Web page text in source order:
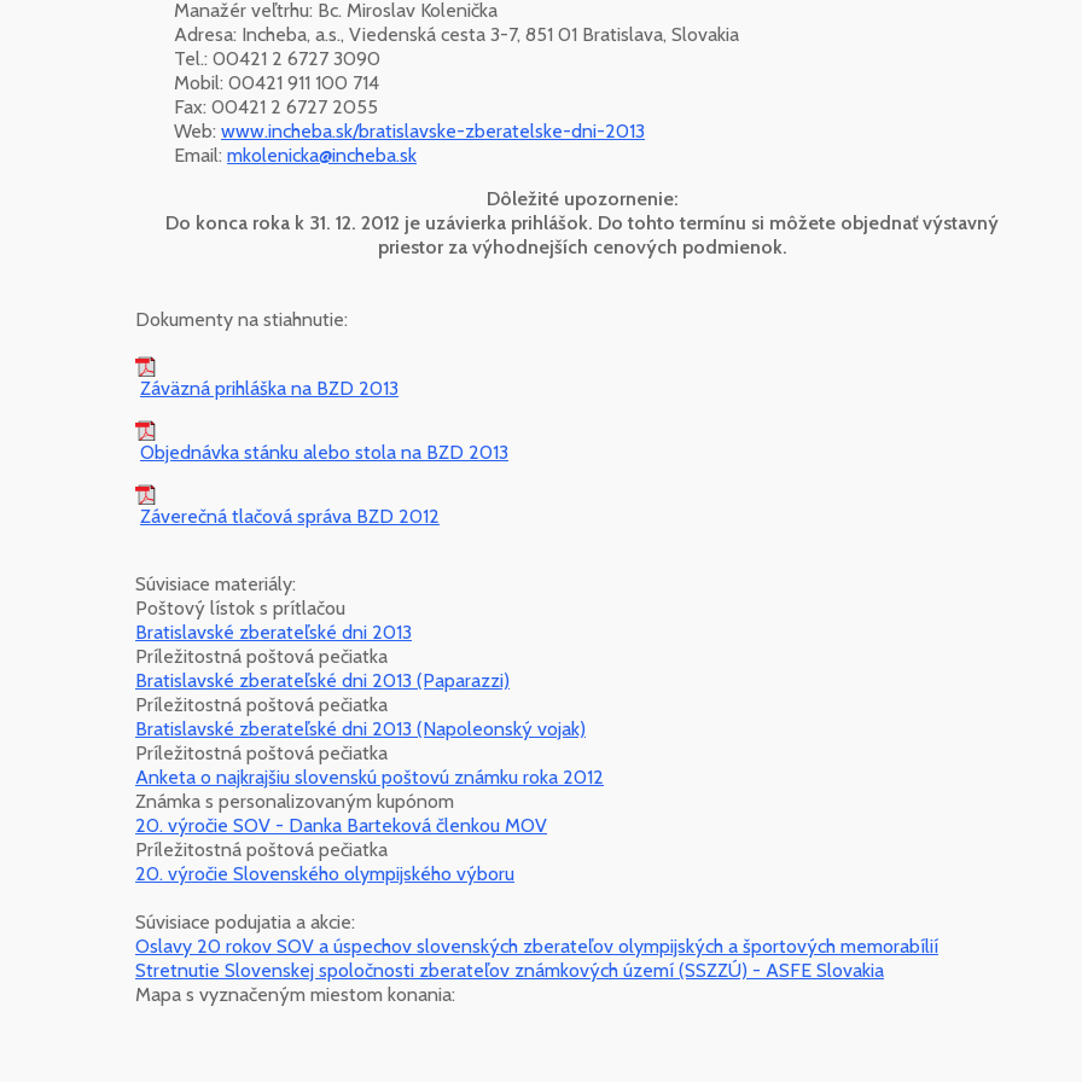
Manažér veľtrhu: Bc. Miroslav Kolenička
Adresa: Incheba, a.s., Viedenská cesta 3-7, 851 01 Bratislava, Slovakia
Tel.: 00421 2 6727 3090
Mobil: 00421 911 100 714
Fax: 00421 2 6727 2055
Web: www.incheba.sk/bratislavske-zberatelske-dni-2013
Email: mkolenicka@incheba.sk
Dôležité upozornenie:
Do konca roka k 31. 12. 2012 je uzávierka prihlášok. Do tohto termínu si môžete objednať výstavný
priestor za výhodnejších cenových podmienok.
Dokumenty na stiahnutie:
Záväzná prihláška na BZD 2013
Objednávka stánku alebo stola na BZD 2013
Záverečná tlačová správa BZD 2012
Súvisiace materiály:
Poštový lístok s prítlačou
Bratislavské zberateľské dni 2013
Príležitostná poštová pečiatka
Bratislavské zberateľské dni 2013 (Paparazzi)
Príležitostná poštová pečiatka
Bratislavské zberateľské dni 2013 (Napoleonský vojak)
Príležitostná poštová pečiatka
Anketa o najkrajšiu slovenskú poštovú známku roka 2012
Známka s personalizovaným kupónom
20. výročie SOV - Danka Barteková členkou MOV
Príležitostná poštová pečiatka
20. výročie Slovenského olympijského výboru
Súvisiace podujatia a akcie:
Oslavy 20 rokov SOV a úspechov slovenských zberateľov olympijských a športových memorabílií
Stretnutie Slovenskej spoločnosti zberateľov známkových území (SSZZÚ) - ASFE Slovakia
Mapa s vyznačeným miestom konania: